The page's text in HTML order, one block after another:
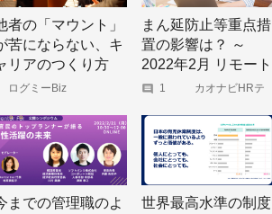
者の「マウント」
苦にならない、キ
リアのつくり方
吉岡秀人医師が語
才能開発」の大切
ログミーBiz
まん延防止等重点措
置の影響は？ ～
2022年2月 リモート
ワーク実態調査＜後
1
カオナビHRテ
までの管理職のよ
世界最高水準の制度